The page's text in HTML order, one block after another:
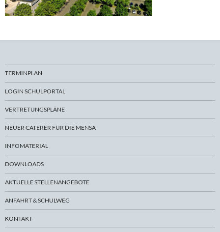
TERMINPLAN
LOGIN SCHULPORTAL
VERTRETUNGSPLÄNE
NEUER CATERER FÜR DIE MENSA
INFOMATERIAL
DOWNLOADS
AKTUELLE STELLENANGEBOTE
ANFAHRT & SCHULWEG
KONTAKT